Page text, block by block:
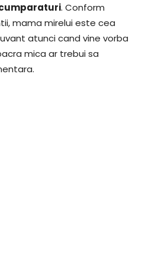
. Conform
mama mirelui este cea
atunci cand vine vorba
mica ar trebui sa